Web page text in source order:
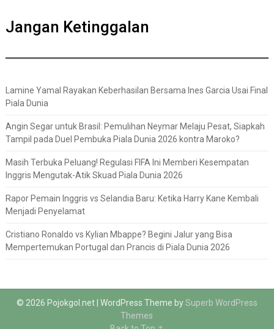
Jangan Ketinggalan
Lamine Yamal Rayakan Keberhasilan Bersama Ines Garcia Usai Final
Piala Dunia
Angin Segar untuk Brasil: Pemulihan Neymar Melaju Pesat, Siapkah
Tampil pada Duel Pembuka Piala Dunia 2026 kontra Maroko?
Masih Terbuka Peluang! Regulasi FIFA Ini Memberi Kesempatan
Inggris Mengutak-Atik Skuad Piala Dunia 2026
Rapor Pemain Inggris vs Selandia Baru: Ketika Harry Kane Kembali
Menjadi Penyelamat
Cristiano Ronaldo vs Kylian Mbappe? Begini Jalur yang Bisa
Mempertemukan Portugal dan Prancis di Piala Dunia 2026
© 2026 Pojokgol.net | WordPress Theme bySuperb WordPress
Themes